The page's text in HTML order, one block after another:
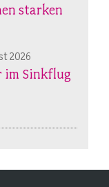
starken
2026
im Sinkflug